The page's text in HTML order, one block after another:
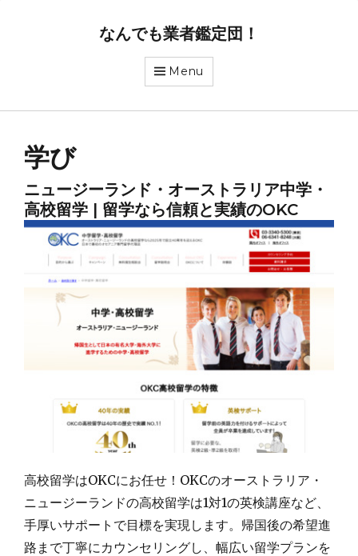
なんでも業者鑑定団！
Menu
学び
ニュージーランド・オーストラリア中学・
高校留学 | 留学なら信頼と実績のOKC
高校留学はOKCにお任せ！OKCのオーストラリア・
ニュージーランドの高校留学は1対1の英検講座など、
手厚いサポートで目標を実現します。帰国後の希望進
路まで丁寧にカウンセリングし、幅広い留学プランを